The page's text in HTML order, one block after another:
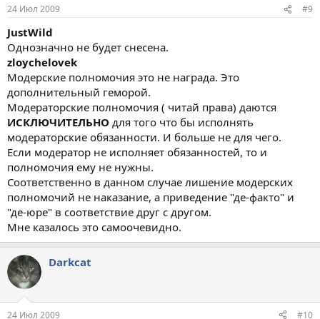
24 Июл 2009 #9
JustWild
Однозначно не будет снесена.
zloychelovek
Модерские полномочия это не награда. Это
дополнительный геморой.
Модераторские полномочия ( читай права) даются
ИСКЛЮЧИТЕЛЬНО для того что бы исполнять
модераторские обязанности. И больше не для чего.
Если модератор не исполняет обязанностей, то и
полномочия ему не нужны.
Соответственно в данном случае лишение модерских
полномочий не наказание, а приведение "де-факто" и
"де-юре" в соответствие друг с другом.
Мне казалось это самоочевидно.
Darkcat
24 Июл 2009 #10